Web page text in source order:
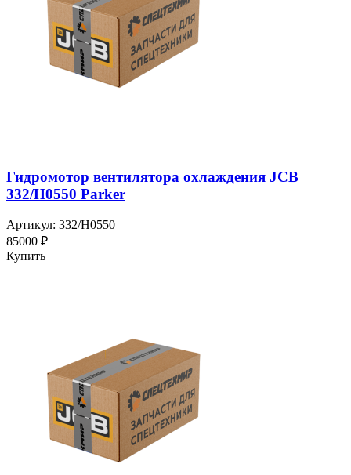
Гидромотор вентилятора охлаждения JCB
332/H0550 Parker
Артикул: 332/H0550
85000 ₽
Купить